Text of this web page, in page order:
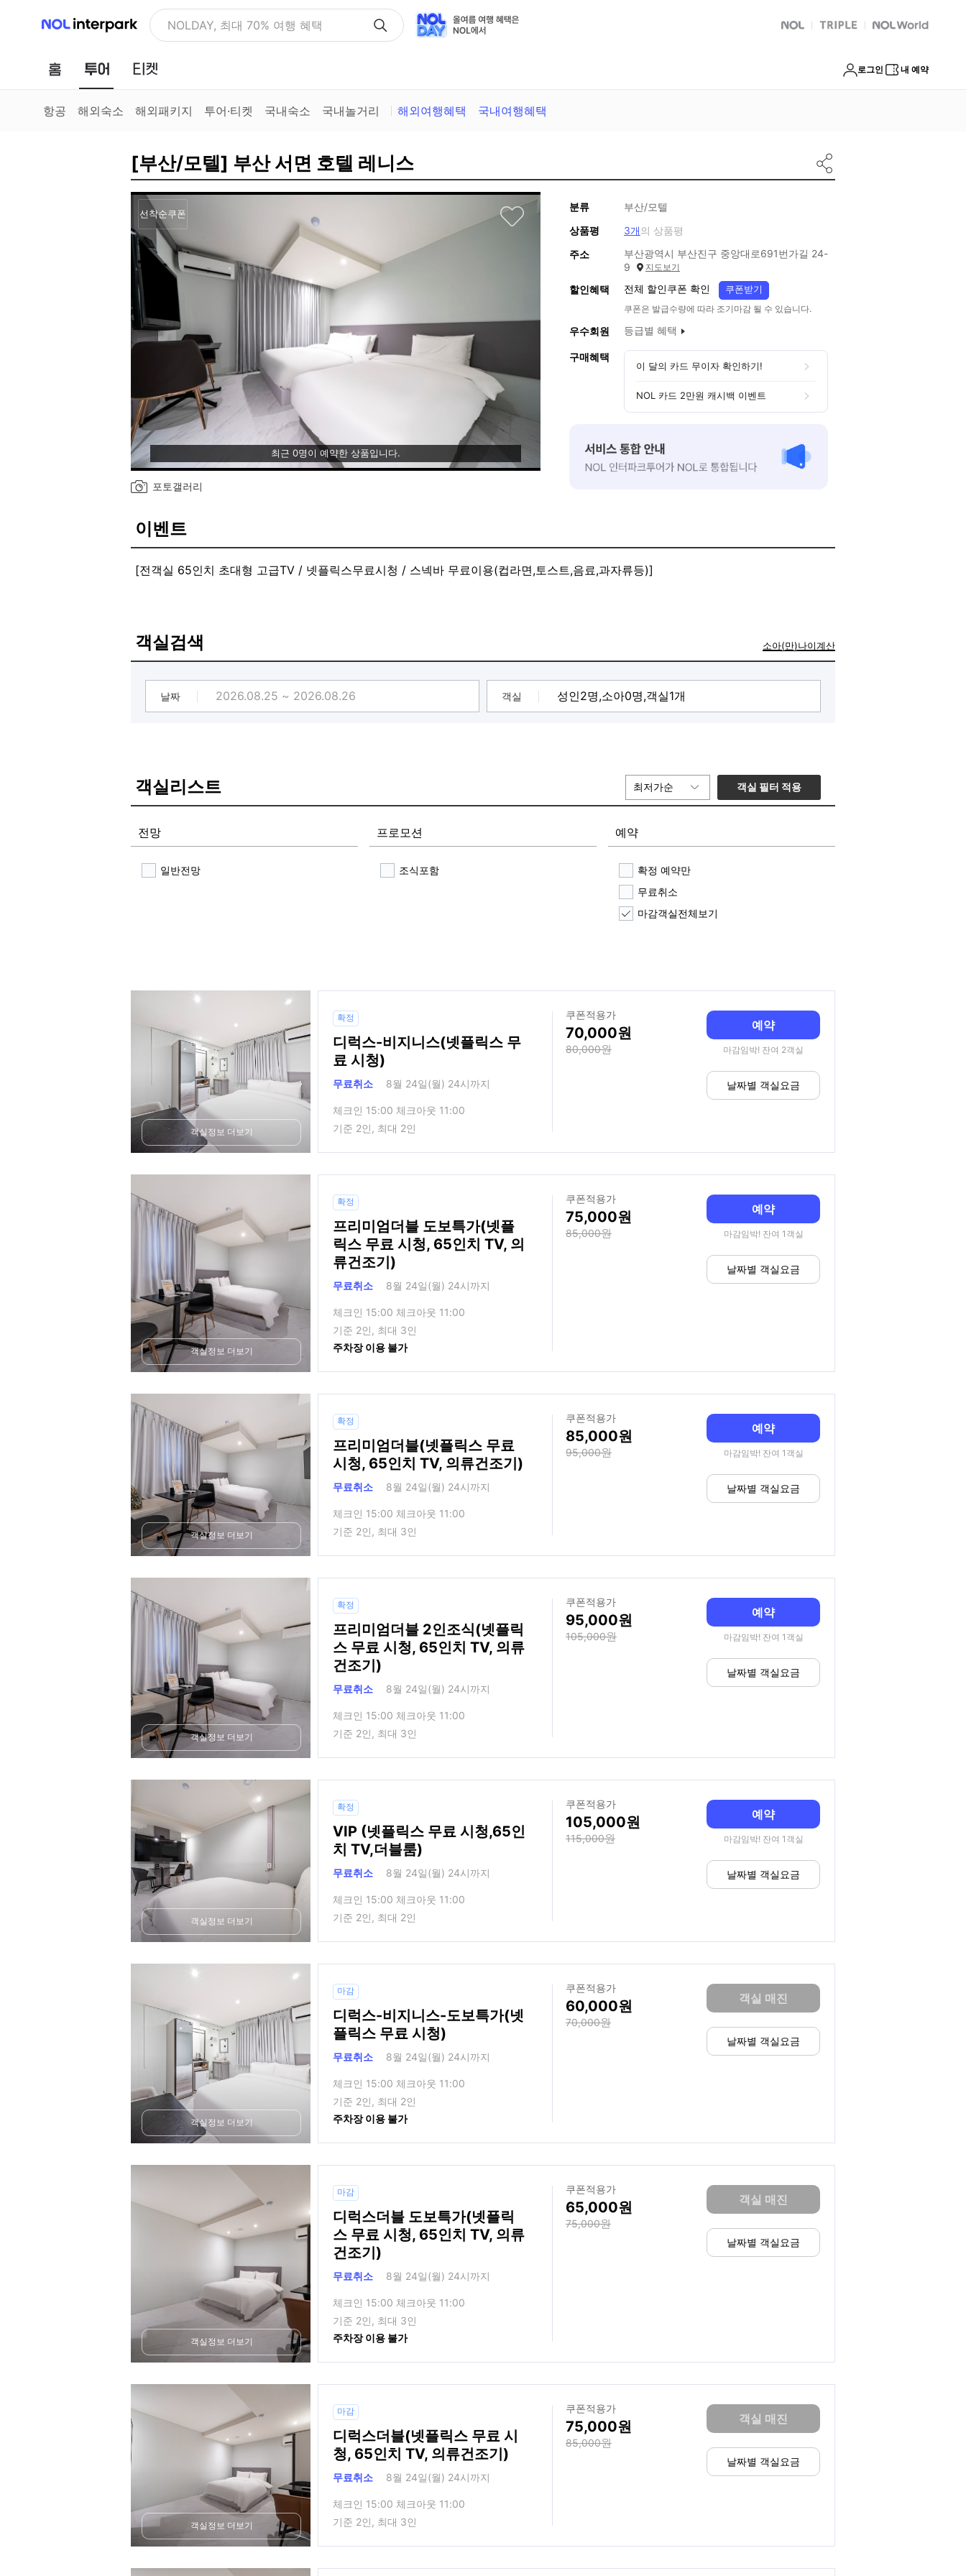
NOL 인터파크 NOLDAY, 최대 70% 여행 혜택 NOL 트리플 Global Interpark
홈 투어 로그인 내 예약
항공 해외숙소 해외패키지 투어·티켓 국내숙소 국내놀거리 해외여행혜택 국내여행혜택
[부산/모텔] 부산 서면 호텔 레니스
선착순쿠폰
최근 0명이 예약한 상품입니다.
포토갤러리
분류
부산/모텔
상품평
3개의 상품평
주소
부산광역시 부산진구 중앙대로691번가길 24-
9
지도보기
할인혜택 전체 할인쿠폰 확인 쿠폰받기
쿠폰은 발급수량에 따라 조기마감 될 수 있습니다.
우수회원 등급별 혜택
구매혜택
이 달의 카드 무이자 확인하기!
NOL 카드 2만원 캐시백 이벤트
이벤트
[전객실 65인치 초대형 고급TV / 넷플릭스무료시청 / 스넥바 무료이용(컵라면,토스트,음료,과자류등)]
객실검색 소아(만)나이계산
날짜 객실
객실리스트 최저가순 객실 필터 적용
전망
일반전망
프로모션
조식포함
예약
확정 예약만
무료취소
마감객실전체보기
객실정보 더보기
확정
디럭스-비지니스(넷플릭스 무
료 시청)
무료취소 8월 24일(월) 24시까지
체크인 15:00 체크아웃 11:00
기준 2인, 최대 2인
쿠폰적용가
70,000
80,000
예약
마감임박! 잔여 2객실
날짜별 객실요금
객실정보 더보기
확정
프리미엄더블 도보특가(넷플
릭스 무료 시청, 65인치 TV, 의
류건조기)
무료취소 8월 24일(월) 24시까지
체크인 15:00 체크아웃 11:00
기준 2인, 최대 3인
주차장 이용 불가
쿠폰적용가
75,000
85,000
예약
마감임박! 잔여 1객실
날짜별 객실요금
객실정보 더보기
확정
프리미엄더블(넷플릭스 무료
시청, 65인치 TV, 의류건조기)
무료취소 8월 24일(월) 24시까지
체크인 15:00 체크아웃 11:00
기준 2인, 최대 3인
쿠폰적용가
85,000
95,000
예약
마감임박! 잔여 1객실
날짜별 객실요금
객실정보 더보기
확정
프리미엄더블 2인조식(넷플릭
스 무료 시청, 65인치 TV, 의류
건조기)
무료취소 8월 24일(월) 24시까지
체크인 15:00 체크아웃 11:00
기준 2인, 최대 3인
쿠폰적용가
95,000
105,000
예약
마감임박! 잔여 1객실
날짜별 객실요금
객실정보 더보기
확정
VIP (넷플릭스 무료 시청,65인
치 TV,더블룸)
무료취소 8월 24일(월) 24시까지
체크인 15:00 체크아웃 11:00
기준 2인, 최대 2인
쿠폰적용가
105,000
115,000
예약
마감임박! 잔여 1객실
날짜별 객실요금
객실정보 더보기
마감
디럭스-비지니스-도보특가(넷
플릭스 무료 시청)
무료취소 8월 24일(월) 24시까지
체크인 15:00 체크아웃 11:00
기준 2인, 최대 2인
주차장 이용 불가
쿠폰적용가
60,000
70,000
객실 매진
날짜별 객실요금
객실정보 더보기
마감
디럭스더블 도보특가(넷플릭
스 무료 시청, 65인치 TV, 의류
건조기)
무료취소 8월 24일(월) 24시까지
체크인 15:00 체크아웃 11:00
기준 2인, 최대 3인
주차장 이용 불가
쿠폰적용가
65,000
75,000
객실 매진
날짜별 객실요금
객실정보 더보기
마감
디럭스더블(넷플릭스 무료 시
청, 65인치 TV, 의류건조기)
무료취소 8월 24일(월) 24시까지
체크인 15:00 체크아웃 11:00
기준 2인, 최대 3인
쿠폰적용가
75,000
85,000
객실 매진
날짜별 객실요금